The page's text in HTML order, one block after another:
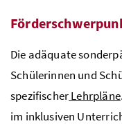
Die adäquate
Schülerinnen und
spezifischerLehrpläne
im inklusiven